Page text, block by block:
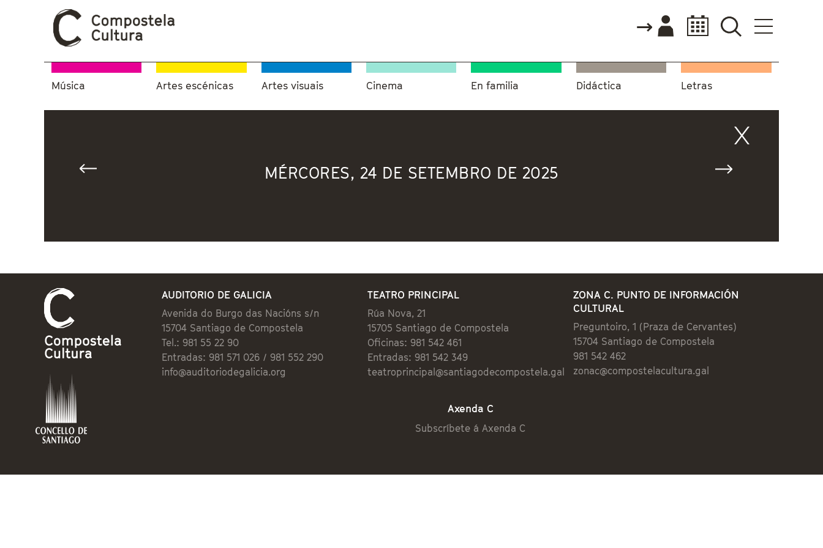
Música Artes escénicas Artes visuais Cinema En familia Didáctica Letras
MÉRCORES, 24 DE SETEMBRO DE 2025
AUDITORIO DE GALICIA
Avenida do Burgo das Nacións s/n
15704 Santiago de Compostela
Tel.: 981 55 22 90
Entradas: 981 571 026 / 981 552 290
info@auditoriodegalicia.org
TEATRO PRINCIPAL
Rúa Nova, 21
15705 Santiago de Compostela
Oficinas: 981 542 461
Entradas: 981 542 349
teatroprincipal@santiagodecompostela.gal
ZONA C. PUNTO DE INFORMACIÓN
CULTURAL
Preguntoiro, 1 (Praza de Cervantes)
15704 Santiago de Compostela
981 542 462
zonac@compostelacultura.gal
Axenda C
Subscríbete á Axenda C